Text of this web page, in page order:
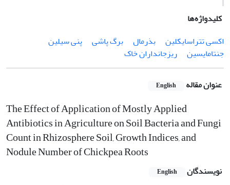
کلیدواژه‌ها
اکسی‌ تتراسایکلین
بذرمال برگ پاشی
پنی سیلین
جنتامایسین
ریزجانداران خاک
عنوان مقاله English
The Effect of Application of Mostly Applied
Antibiotics in Agriculture on Soil Bacteria and Fungi
‎Count in Rhizosphere Soil, Growth Indices, and
Nodule Number of Chickpea Roots
نویسندگان English